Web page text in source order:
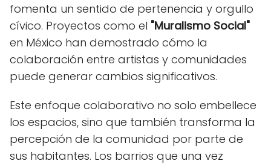
fomenta un sentido de pertenencia y orgullo
cívico. Proyectos como el "Muralismo Social"
en México han demostrado cómo la
colaboración entre artistas y comunidades
puede generar cambios significativos.
Este enfoque colaborativo no solo embellece
los espacios, sino que también transforma la
percepción de la comunidad por parte de
sus habitantes. Los barrios que una vez